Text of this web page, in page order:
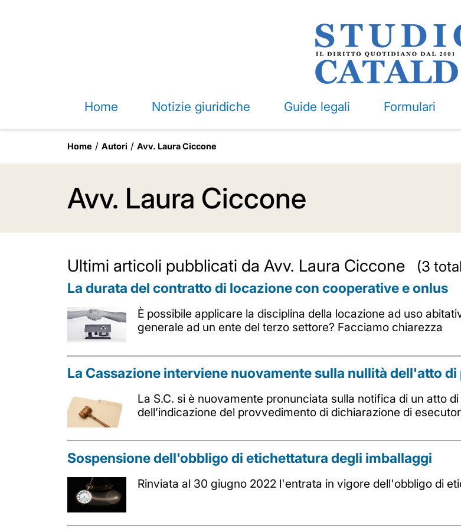
Home Notizie giuridiche Guide legali Formulari
Home Autori Avv. Laura Ciccone
Avv. Laura Ciccone
Ultimi articoli pubblicati da Avv. Laura Ciccone (3
La durata del contratto di locazione con cooperative e onlus
È possibile applicare la disciplina della locazione ad uso
generale ad un ente del terzo settore? Facciamo chiarezza
La Cassazione interviene nuovamente sulla nullità dell'atto di
La S.C. si è nuovamente pronunciata sulla notifica di un atto
dell’indicazione del provvedimento di dichiarazione di
Sospensione dell'obbligo di etichettatura degli imballaggi
Rinviata al 30 giugno 2022 l'entrata in vigore dell'obbligo di